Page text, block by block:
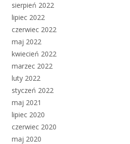
sierpień 2022
lipiec 2022
czerwiec 2022
maj 2022
kwiecień 2022
marzec 2022
luty 2022
styczeń 2022
maj 2021
lipiec 2020
czerwiec 2020
maj 2020